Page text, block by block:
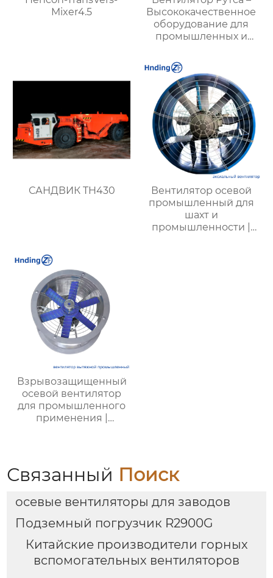
Mixer4.5
Высококачественное
оборудование для
промышленных и
САНДВИК TH430
Вентилятор осевой
промышленный для
шахт и
промышленности |
Взрывозащищенный
осевой вентилятор
для промышленного
применения |
Связанный Поиск
осевые вентиляторы для заводов
Подземный погрузчик R2900G
Китайские производители горных
вспомогательных вентиляторов